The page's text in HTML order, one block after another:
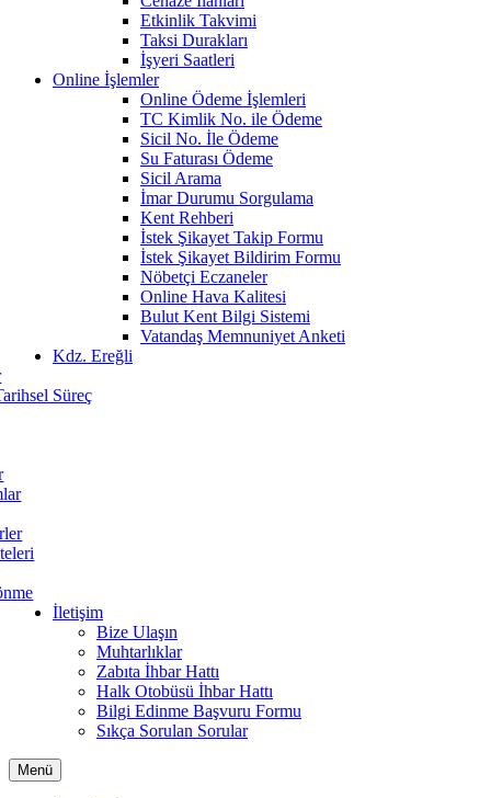
Etkinlik Takvimi
Taksi Durakları
İşyeri Saatleri
Online İşlemler
Online Ödeme İşlemleri
TC Kimlik No. ile Ödeme
Sicil No. İle Ödeme
Su Faturası Ödeme
Sicil Arama
İmar Durumu Sorgulama
Kent Rehberi
İstek Şikayet Takip Formu
İstek Şikayet Bildirim Formu
Nöbetçi Eczaneler
Online Hava Kalitesi
Bulut Kent Bilgi Sistemi
Vatandaş Memnuniyet Anketi
Kdz. Ereğli
Süreç
İletişim
Bize Ulaşın
Muhtarlıklar
Zabıta İhbar Hattı
Halk Otobüsü İhbar Hattı
Bilgi Edinme Başvuru Formu
Sıkça Sorulan Sorular
Menü